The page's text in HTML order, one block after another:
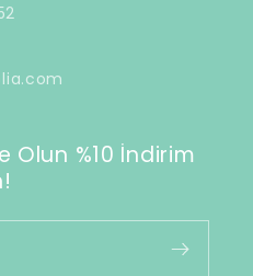
Olun %10 İndirim